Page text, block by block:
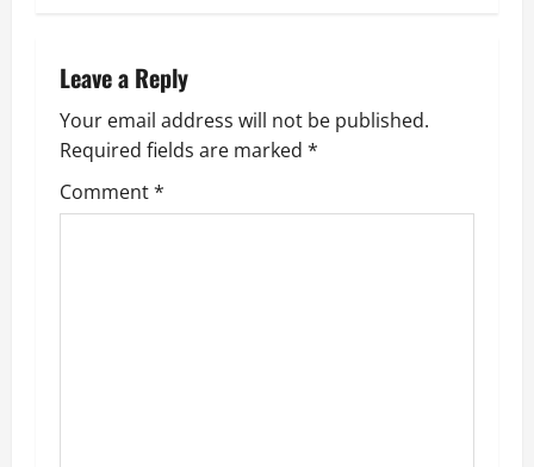
a
v
i
g
Leave a Reply
Your email address will not be published.
Required fields are marked *
Comment*